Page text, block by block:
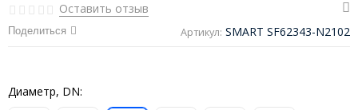
Оставить отзыв
Поделиться Артикул: SMART SF62343-N2102
Диаметр, DN: